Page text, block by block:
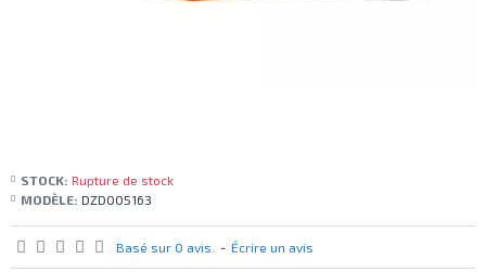
STOCK: Rupture de stock
MODÈLE: DZD005163
Basé sur 0 avis. - Écrire un avis